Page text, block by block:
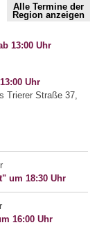
Alle Termine der
Region anzeigen
Uhr
Trierer Straße 37,
um 18:30 Uhr
16:00 Uhr